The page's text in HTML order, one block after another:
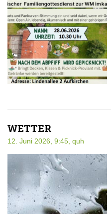
WETTER
12. Juni 2026, 9:45, quh